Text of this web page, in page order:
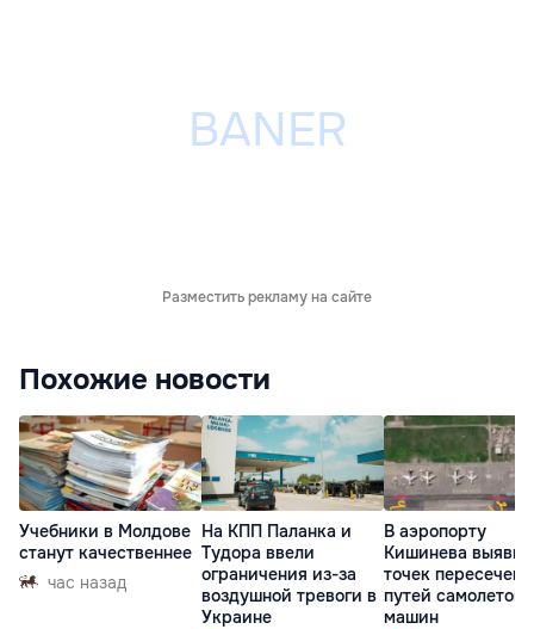
Разместить рекламу на сайте
Похожие новости
Учебники в Молдове
станут качественнее
час назад
На КПП Паланка и
Тудора ввели
ограничения из-за
воздушной тревоги в
Украине
В аэропорту
Кишинева
точек
путей самолетов
машин